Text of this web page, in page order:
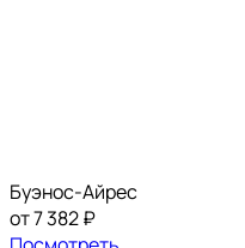
Буэнос-Айрес
от 7 382 ₽